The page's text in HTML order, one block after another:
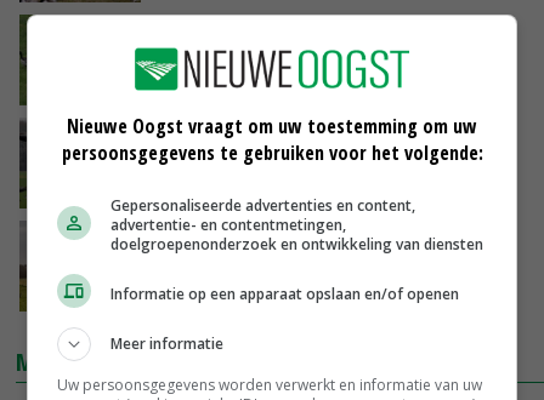
tegen ganzenplan
04-08-2020
Faunaschade Zeeland blijft heet hangijzer
Landbouw boos over draai Noord-Holland
08-07-2020
MARKTPRIJZEN
Nieuwe Oogst vraagt om uw toestemming om uw
persoonsgegevens te gebruiken voor het volgende:
Gepersonaliseerde advertenties en content,
advertentie- en contentmetingen,
doelgroepenonderzoek en ontwikkeling van diensten
Informatie op een apparaat opslaan en/of openen
Meer informatie
Uw persoonsgegevens worden verwerkt en informatie van uw